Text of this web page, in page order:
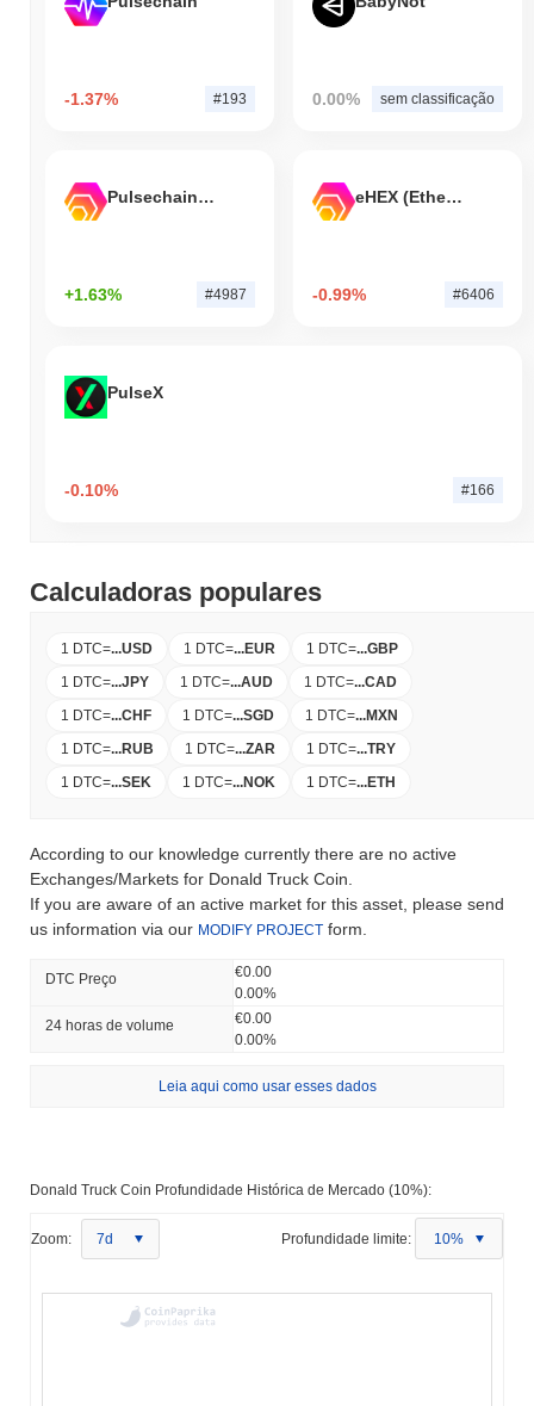
-1.37% #193 0.00% sem classificação
Pulsechain Bridged HEX (Pulsechain)
+1.63% #4987
eHEX (Ethereum)
-0.99% #6406
PulseX
-0.10% #166
Calculadoras populares
1 DTC=...USD 1 DTC=...EUR 1 DTC=...GBP
1 DTC=...JPY 1 DTC=...AUD 1 DTC=...CAD
1 DTC=...CHF 1 DTC=...SGD 1 DTC=...MXN
1 DTC=...RUB 1 DTC=...ZAR 1 DTC=...TRY
1 DTC=...SEK 1 DTC=...NOK 1 DTC=...ETH
According to our knowledge currently there are no active
Exchanges/Markets for Donald Truck Coin.
If you are aware of an active market for this asset, please send
us information via our MODIFY PROJECT form.
DTC Preço
€0.00
0.00%
24 horas de volume
€0.00
0.00%
Leia aqui como usar esses dados
Donald Truck Coin Profundidade Histórica de Mercado (10%):
Zoom: 7d Profundidade limite: 10%